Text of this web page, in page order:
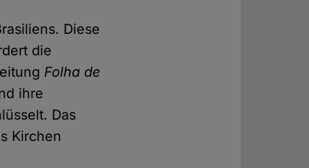
Diese
die
Folha de
ihre
Das
Kirchen